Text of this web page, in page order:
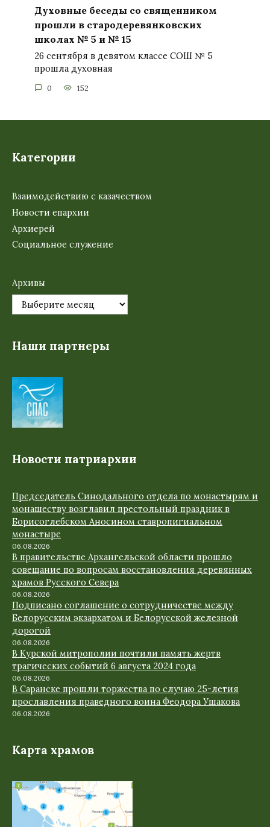
Духовные беседы со священником
прошли в стародеревянковских
школах № 5 и № 15
26 сентября в девятом классе СОШ № 5
прошла духовная
0 152
Категории
Взаимодействию с казачеством
Новости епархии
Архиерей
Социальное служение
Архивы
Наши партнеры
Новости патриархии
Председатель Синодального отдела по монастырям и
монашеству возглавил престольный праздник в
Борисоглебском Аносином ставропигиальном
монастыре
06.08.2026
В правительстве Архангельской области прошло
совещание по вопросам восстановления деревянных
храмов Русского Севера
06.08.2026
Подписано соглашение о сотрудничестве между
Белорусским экзархатом и Белорусской железной
дорогой
06.08.2026
В Курской митрополии почтили память жертв
трагических событий 6 августа 2024 года
06.08.2026
В Саранске прошли торжества по случаю 25-летия
прославления праведного воина Феодора Ушакова
06.08.2026
Карта храмов